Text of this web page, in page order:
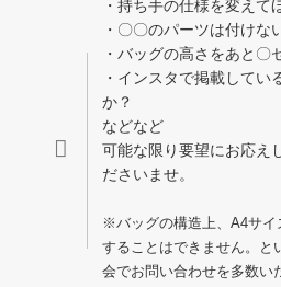
・持ち手の仕様を変えて
・〇〇のパーツは付けな
・バッグの高さをあと〇
・インスタで掲載してい
か？
などなど
可能な限り要望にお応え
ださいませ。
※バッグの構造上、A4サイ
することはできません。と
会でお問い合わせを多数い